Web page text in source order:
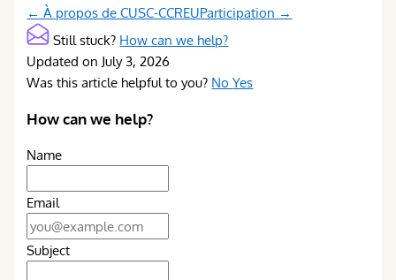
Doc
navigation
← À propos de CUSC-CCREUParticipation →
Still stuck? How can we help?
Updated on July 3, 2026
Was this article helpful to you? NoYes
How can we help?
Name
Email
Subject